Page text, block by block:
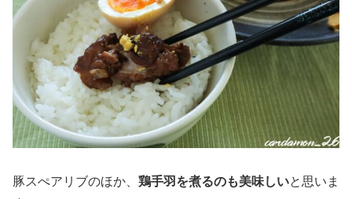
豚スぺアリブのほか、 鶏手羽を煮るのも美味しいと思いま